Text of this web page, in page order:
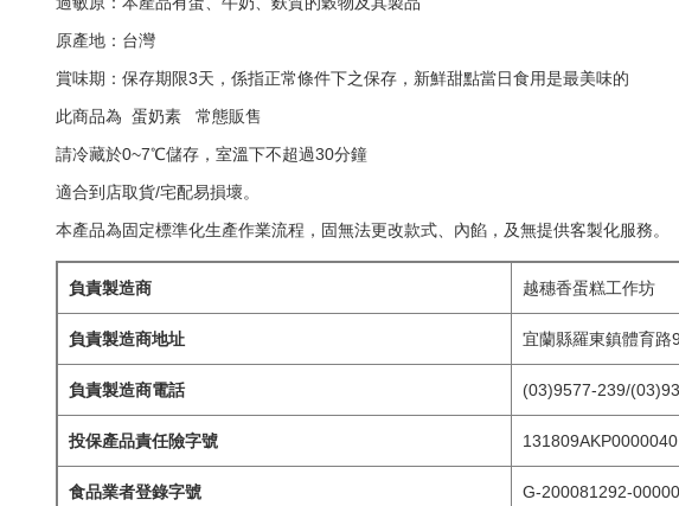
原產地：台灣
賞味期：保存期限3天，係指正常條件下之保存，新鮮甜點當日食用是最美味的
此商品為 蛋奶素 常態販售
請冷藏於0~7℃儲存，室溫下不超過30分鐘
適合到店取貨/宅配易損壞。
本產品為固定標準化生產作業流程，固無法更改款式、內餡，及無提供客製化服務。
負責製造商 越穗香蛋糕工作坊
負責製造商地址 宜蘭縣羅東鎮體育路
負責製造商電話 (03)9577-239/
投保產品責任險字號 131809AKP0000040
食品業者登錄字號 G-200081292-